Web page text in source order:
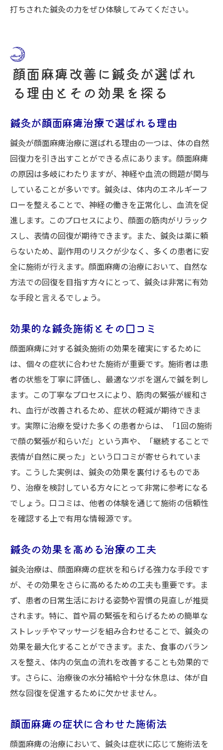
打ちされた鍼灸の力をぜひ体験してみてください。
顔面麻痺改善に鍼灸が選ばれ
る理由とその効果を探る
鍼灸が顔面麻痺治療で選ばれる理由
鍼灸が顔面麻痺治療に選ばれる理由の一つは、体の自然
回復力を引き出すことができる点にあります。顔面麻痺
の原因は多岐にわたりますが、神経や血流の問題が関与
していることが多いです。鍼灸は、体内のエネルギーフ
ローを整えることで、神経の働きを正常化し、血流を促
進します。このプロセスにより、顔面の筋肉がリラック
スし、表情の回復が期待できます。また、鍼灸は薬に頼
らないため、副作用のリスクが少なく、多くの患者に安
全に施術が行えます。顔面麻痺の治療において、自然な
方法での回復を目指す方々にとって、鍼灸は非常に有効
な手段と言えるでしょう。
効果的な鍼灸施術とその口コミ
顔面麻痺に対する鍼灸施術の効果を確実にするために
は、個々の症状に合わせた施術が重要です。施術者は患
者の状態を丁寧に評価し、最適なツボを選んで鍼を刺し
ます。この丁寧なプロセスにより、筋肉の緊張が緩和さ
れ、血行が改善されるため、症状の軽減が期待できま
す。実際に治療を受けた多くの患者からは、「1回の施術
で顔の緊張が和らいだ」という声や、「継続することで
表情が自然に戻った」という口コミが寄せられていま
す。こうした実例は、鍼灸の効果を裏付けるものであ
り、治療を検討している方々にとって非常に参考になる
でしょう。口コミは、他者の体験を通じて施術の信頼性
を確認する上で有用な情報源です。
鍼灸の効果を高める治療の工夫
鍼灸治療は、顔面麻痺の症状を和らげる強力な手段です
が、その効果をさらに高めるための工夫も重要です。ま
ず、患者の日常生活における姿勢や習慣の見直しが推奨
されます。特に、首や肩の緊張を和らげるための簡単な
ストレッチやマッサージを組み合わせることで、鍼灸の
効果を最大化することができます。また、食事のバラン
スを整え、体内の気血の流れを改善することも効果的で
す。さらに、治療後の水分補給や十分な休息は、体が自
然な回復を促進するために欠かせません。
顔面麻痺の症状に合わせた施術法
顔面麻痺の治療において、鍼灸は症状に応じて施術法を